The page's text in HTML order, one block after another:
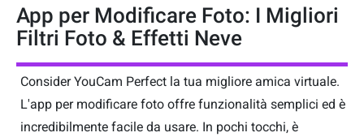
App per Modificare Foto: I Migliori
Filtri Foto & Effetti Neve
Consider YouCam Perfect la tua migliore amica virtuale.
L'app per modificare foto offre funzionalità semplici ed è
incredibilmente facile da usare. In pochi tocchi, è